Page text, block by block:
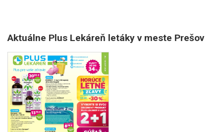
Aktuálne Plus Lekáreň letáky v meste Prešov